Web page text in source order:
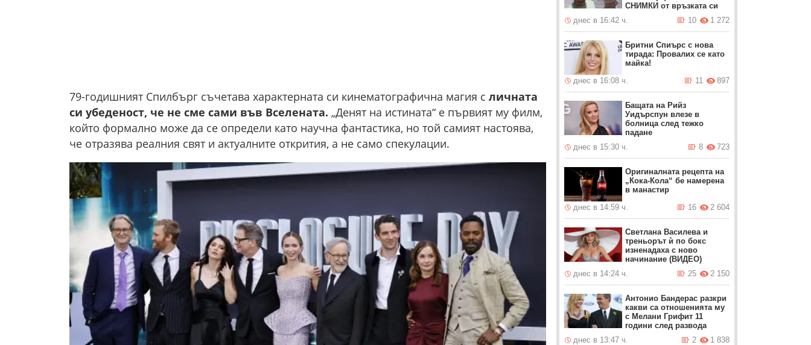
79-годишният Спилбърг съчетава характерната си кинематографична магия с личната
си убеденост, че не сме сами във Вселената. „Денят на истината“ е първият му филм,
който формално може да се определи като научна фантастика, но той самият настоява,
че отразява реалния свят и актуалните открития, а не само спекулации.
СНИМКИ от връзката си
днес в 16:42 ч.
1 272
10
Бритни Спиърс с нова
тирада: Провалих се като
майка!
днес в 16:08 ч.
897
11
Бащата на Рийз
Уидърспун влезе в
болница след тежко
падане
днес в 15:30 ч.
723
8
Оригиналната рецепта на
„Кока-Кола“ бе намерена
в манастир
днес в 14:59 ч.
2 604
16
Светлана Василева и
треньорът ѝ по бокс
изненадаха с ново
начинание (ВИДЕО)
днес в 14:24 ч.
2 150
25
Антонио Бандерас разкри
какви са отношенията му
с Мелани Грифит 11
години след развода
днес в 13:47 ч.
1 838
2